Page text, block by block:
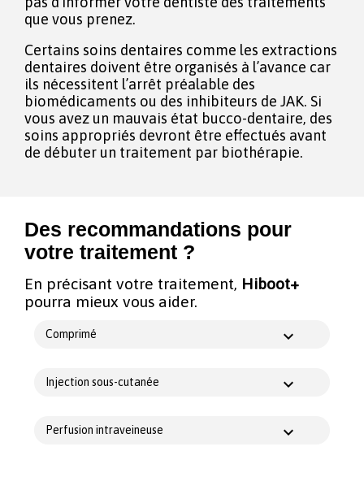
que vous prenez.
Certains soins dentaires comme les extractions
dentaires doivent être organisés à l’avance car
ils nécessitent l’arrêt préalable des
biomédicaments ou des inhibiteurs de JAK. Si
vous avez un mauvais état bucco-dentaire, des
soins appropriés devront être effectués avant
de débuter un traitement par biothérapie.
Des recommandations pour
votre traitement ?
En précisant votre traitement, Hiboot+
pourra mieux vous aider.
Comprimé
Injection sous-cutanée
Perfusion intraveineuse